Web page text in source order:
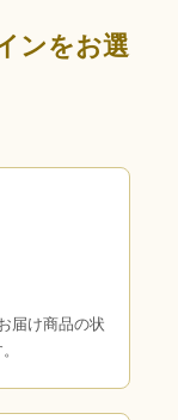
ンをお選
届け商品の状